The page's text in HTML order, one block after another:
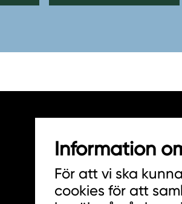
HITTA
COOKIES
Information
För att vi ska
cookies för att